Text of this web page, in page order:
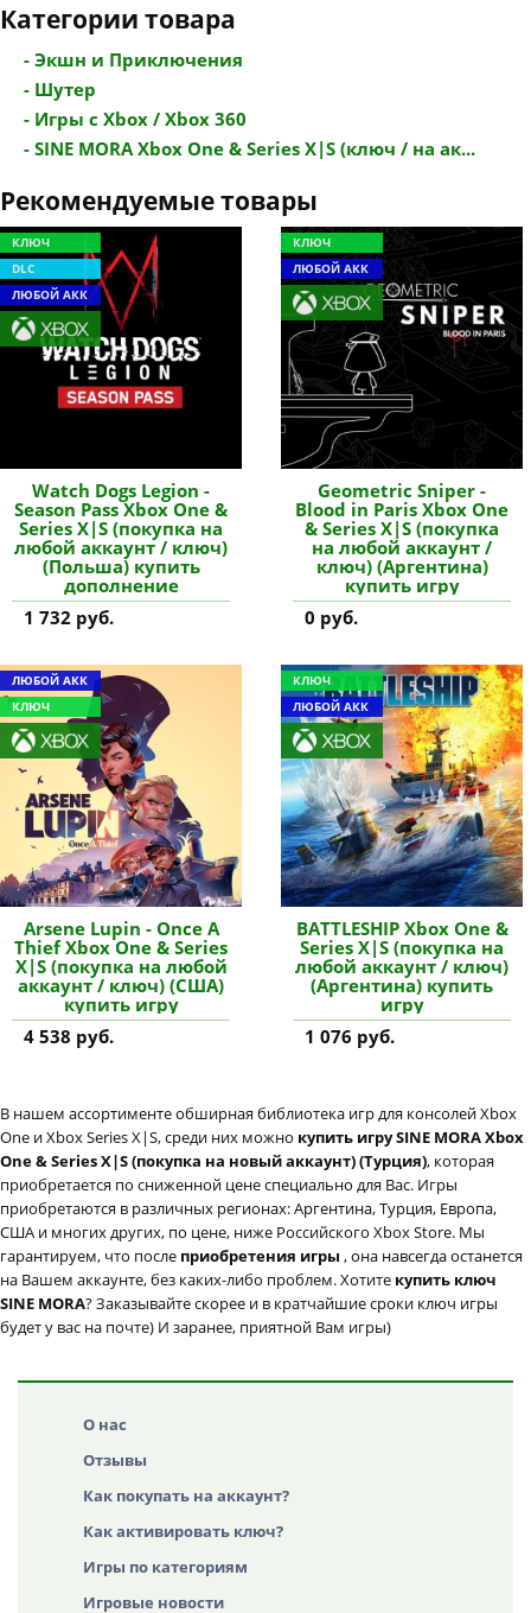
Категории товара
- Экшн и Приключения
- Шутер
- Игры с Xbox / Xbox 360
- SINE MORA Xbox One & Series X|S (ключ / на ак...
Рекомендуемые товары
КЛЮЧ
DLC
ЛЮБОЙ АКК
Watch Dogs Legion -
Season Pass Xbox One &
Series X|S (покупка на
любой аккаунт / ключ)
(Польша) купить
дополнение
1 732 руб.
КЛЮЧ
ЛЮБОЙ АКК
Geometric Sniper -
Blood in Paris Xbox One
& Series X|S (покупка
на любой аккаунт /
ключ) (Аргентина)
купить игру
0 руб.
ЛЮБОЙ АКК
КЛЮЧ
Arsene Lupin - Once A
Thief Xbox One & Series
X|S (покупка на любой
аккаунт / ключ) (США)
купить игру
4 538 руб.
КЛЮЧ
ЛЮБОЙ АКК
BATTLESHIP Xbox One &
Series X|S (покупка на
любой аккаунт / ключ)
(Аргентина) купить
игру
1 076 руб.
В нашем ассортименте обширная библиотека игр для консолей Xbox
One и Xbox Series X|S, среди них можно купить игру SINE MORA Xbox
One & Series X|S (покупка на новый аккаунт) (Турция), которая
приобретается по сниженной цене специально для Вас. Игры
приобретаются в различных регионах: Аргентина, Турция, Европа,
США и многих других, по цене, ниже Российского Xbox Store. Мы
гарантируем, что после приобретения игры , она навсегда останется
на Вашем аккаунте, без каких-либо проблем. Хотите купить ключ
SINE MORA? Заказывайте скорее и в кратчайшие сроки ключ игры
будет у вас на почте) И заранее, приятной Вам игры)
О нас
Отзывы
Как покупать на аккаунт?
Как активировать ключ?
Игры по категориям
Игровые новости